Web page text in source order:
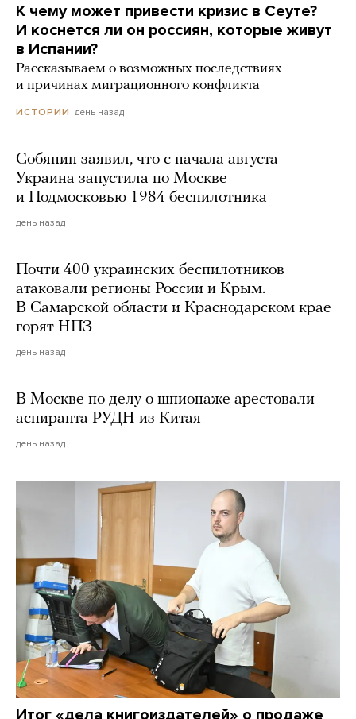
К чему может привести кризис в Сеуте?
И коснется ли он россиян, которые живут
в Испании?
Рассказываем о возможных последствиях
и причинах миграционного конфликта
ИСТОРИИ день назад
Собянин заявил, что с начала августа
Украина запустила по Москве
и Подмосковью 1984 беспилотника
день назад
Почти 400 украинских беспилотников
атаковали регионы России и Крым.
В Самарской области и Краснодарском крае
горят НПЗ
день назад
В Москве по делу о шпионаже арестовали
аспиранта РУДН из Китая
день назад
Итог «дела книгоиздателей» о продаже